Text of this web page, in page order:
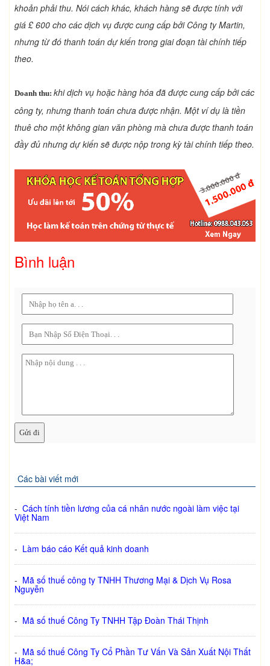
khoản phải thu. Nói cách khác, khách hàng sẽ được tính với
giá £ 600 cho các dịch vụ được cung cấp bởi Công ty Martin,
nhưng từ đó thanh toán dự kiến ​​trong giai đoạn tài chính tiếp
theo.
Doanh thu: khi dịch vụ hoặc hàng hóa đã được cung cấp bởi các
công ty, nhưng thanh toán chưa được nhận. Một ví dụ là tiền
thuê cho một không gian văn phòng mà chưa được thanh toán
đầy đủ nhưng dự kiến ​​sẽ được nộp trong kỳ tài chính tiếp theo.
Bình luận
Các bài viết mới
- Cách tính tiền lương của cá nhân nước ngoài làm việc tại
Việt Nam
- Làm báo cáo Kết quả kinh doanh
- Mã số thuế công ty TNHH Thương Mại & Dịch Vụ Rosa
Nguyễn
- Mã số thuế Công Ty TNHH Tập Đoàn Thái Thịnh
- Mã số thuế Công Ty Cổ Phần Tư Vấn Và Sản Xuất Nội Thất
H&a;